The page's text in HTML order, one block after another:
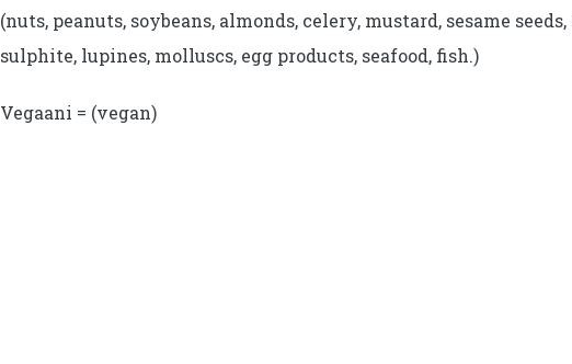
(nuts, peanuts, soybeans, almonds, celery, mustard, sesame
sulphite, lupines, molluscs, egg products, seafood, fish.)
Vegaani = (vegan)